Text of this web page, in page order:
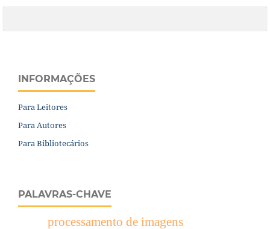
INFORMAÇÕES
Para Leitores
Para Autores
Para Bibliotecários
PALAVRAS-CHAVE
processamento de imagens